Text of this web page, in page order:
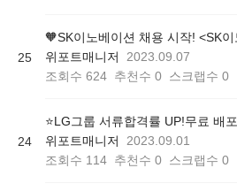
25
위포트매니저
2023.09.07
조회수 624 추천수 0 스크랩수 0
24
위포트매니저
2023.09.01
조회수 114 추천수 0 스크랩수 0